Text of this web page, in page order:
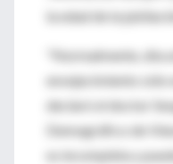
la edad de la
"Normalmente,
envejecimiento sólo
declaró el doctor
Demográfico de
es incompleta y